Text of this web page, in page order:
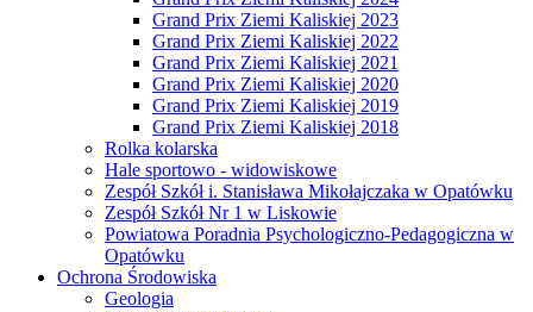
Grand Prix Ziemi Kaliskiej 2023
Grand Prix Ziemi Kaliskiej 2022
Grand Prix Ziemi Kaliskiej 2021
Grand Prix Ziemi Kaliskiej 2020
Grand Prix Ziemi Kaliskiej 2019
Grand Prix Ziemi Kaliskiej 2018
Rolka kolarska
Hale sportowo - widowiskowe
Zespół Szkół i. Stanisława Mikołajczaka w Opatówku
Zespół Szkół Nr 1 w Liskowie
Powiatowa Poradnia Psychologiczno-Pedagogiczna w
Opatówku
Ochrona Środowiska
Geologia